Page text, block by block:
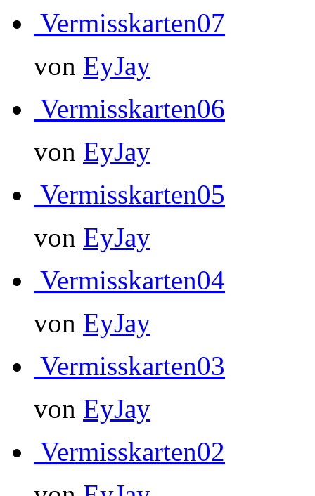
Vermisskarten07
von EyJay
Vermisskarten06
von EyJay
Vermisskarten05
von EyJay
Vermisskarten04
von EyJay
Vermisskarten03
von EyJay
Vermisskarten02